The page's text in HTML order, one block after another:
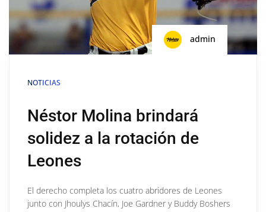
admin
NOTICIAS
Néstor Molina brindará
solidez a la rotación de
Leones
El derecho completa los cuatro abridores de Leones
junto con Jhoulys Chacín, Joe Gardner y Buddy Boshers